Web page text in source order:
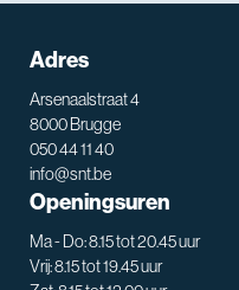
Adres
Arsenaalstraat 4
8000 Brugge
050 44 11 40
info@snt.be
Openingsuren
Ma - Do: 8.15 tot 20.45 uur
Vrij: 8.15 tot 19.45 uur